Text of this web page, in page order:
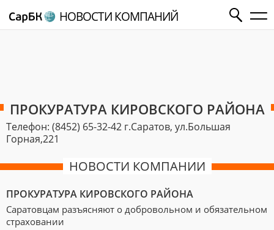
НОВОСТИ КОМПАНИЙ
ПРОКУРАТУРА КИРОВСКОГО РАЙОНА
Телефон: (8452) 65-32-42 г.Саратов, ул.Большая
Горная,221
НОВОСТИ КОМПАНИИ
ПРОКУРАТУРА КИРОВСКОГО РАЙОНА
Саратовцам разъясняют о добровольном и обязательном
страховании